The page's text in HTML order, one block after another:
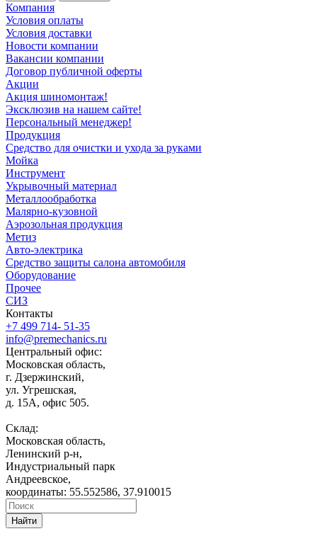
Компания
Условия оплаты
Условия доставки
Новости компании
Вакансии компании
Договор публичной оферты
Акции
Акция шиномонтаж!
Эксклюзив на нашем сайте!
Персональный менеджер!
Продукция
Средство для очистки и ухода за руками
Мойка
Инструмент
Укрывочный материал
Металлообработка
Малярно-кузовной
Аэрозольная продукция
Метиз
Авто-электрика
Средство защиты салона автомобиля
Оборудование
Прочее
СИЗ
Контакты
+7 499 714- 51-35
info@premechanics.ru
Центральный офис:
Московская область,
г. Дзержинский,
ул. Угрешская,
д. 15А, офис 505.
Склад:
Московская область,
Ленинский р-н,
Индустриальный парк
Андреевское,
координаты: 55.552586, 37.910015
Найти